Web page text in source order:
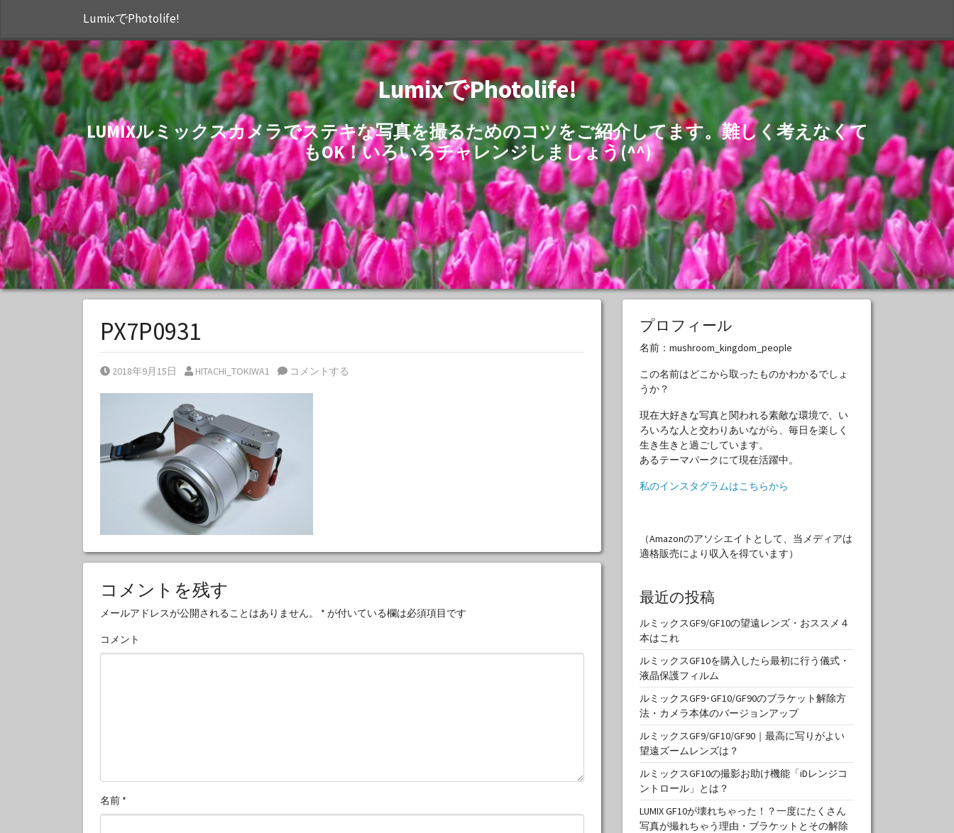
LumixでPhotolife!
LumixでPhotolife!
LUMIXルミックスカメラでステキな写真を撮るためのコツをご紹介してます。難しく考えなくて
もOK！いろいろチャレンジしましょう(^^)
PX7P0931
Posted on
2018年9月15日 Posted by
HITACHI_TOKIWA1 コメントする
コメントを残す
メールアドレスが公開されることはありません。 * が付いている欄は必須項目です
コメント
名前 *
プロフィール
名前：mushroom_kingdom_people
この名前はどこから取ったものかわかるでしょ
うか？
現在大好きな写真と関われる素敵な環境で、い
ろいろな人と交わりあいながら、毎日を楽しく
生き生きと過ごしています。
あるテーマパークにて現在活躍中。
私のインスタグラムはこちらから
（Amazonのアソシエイトとして、当メディアは
適格販売により収入を得ています）
最近の投稿
ルミックスGF9/GF10の望遠レンズ・おススメ４
本はこれ
ルミックスGF10を購入したら最初に行う儀式・
液晶保護フィルム
ルミックスGF9･GF10/GF90のブラケット解除方
法・カメラ本体のバージョンアップ
ルミックスGF9/GF10/GF90｜最高に写りがよい
望遠ズームレンズは？
ルミックスGF10の撮影お助け機能「iDレンジコ
ントロール」とは？
LUMIX GF10が壊れちゃった！？一度にたくさん
写真が撮れちゃう理由・ブラケットとその解除